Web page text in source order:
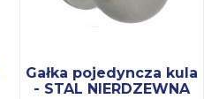
Gałka pojedyncza kula
- STAL NIERDZEWNA